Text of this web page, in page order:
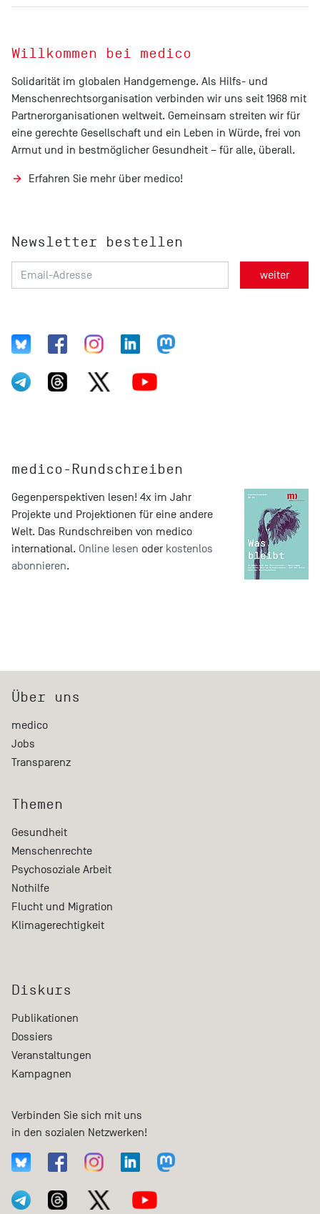
Willkommen bei medico
Solidarität im globalen Handgemenge. Als Hilfs- und
Menschenrechtsorganisation verbinden wir uns seit 1968 mit
Partnerorganisationen weltweit. Gemeinsam streiten wir für
eine gerechte Gesellschaft und ein Leben in Würde, frei von
Armut und in bestmöglicher Gesundheit – für alle, überall.
Erfahren Sie mehr über medico!
Newsletter bestellen
medico-Rundschreiben
Gegenperspektiven lesen! 4x im Jahr
Projekte und Projektionen für eine andere
Welt. Das Rundschreiben von medico
international. Online lesen oder kostenlos
abonnieren.
Über uns
medico
Jobs
Transparenz
Themen
Gesundheit
Menschenrechte
Psychosoziale Arbeit
Nothilfe
Flucht und Migration
Klimagerechtigkeit
Diskurs
Publikationen
Dossiers
Veranstaltungen
Kampagnen
Verbinden Sie sich mit uns
in den sozialen Netzwerken!